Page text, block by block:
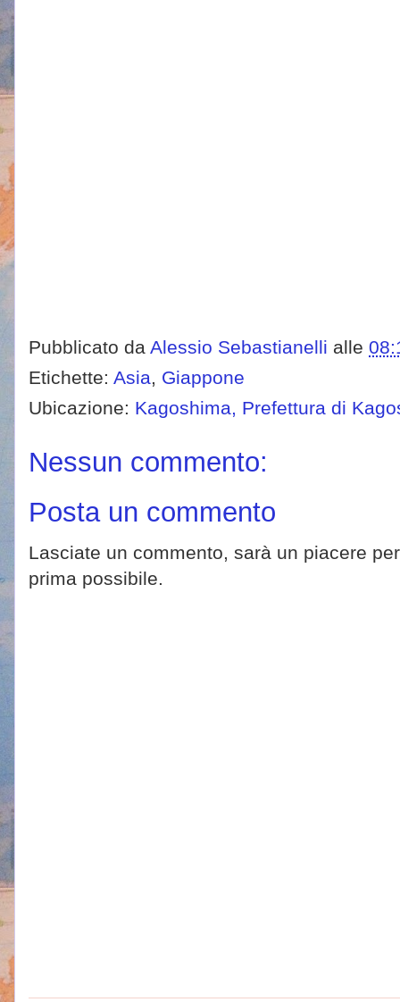
Pubblicato da Alessio Sebastianelli alle
Etichette: Asia, Giappone
Ubicazione: Kagoshima, Prefettura di
Nessun commento:
Posta un commento
Lasciate un commento, sarà un piacere
prima possibile.